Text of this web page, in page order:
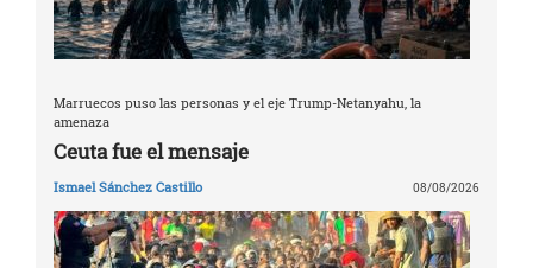
Marruecos puso las personas y el eje Trump-Netanyahu, la
amenaza
Ceuta fue el mensaje
Ismael Sánchez Castillo 08/08/2026